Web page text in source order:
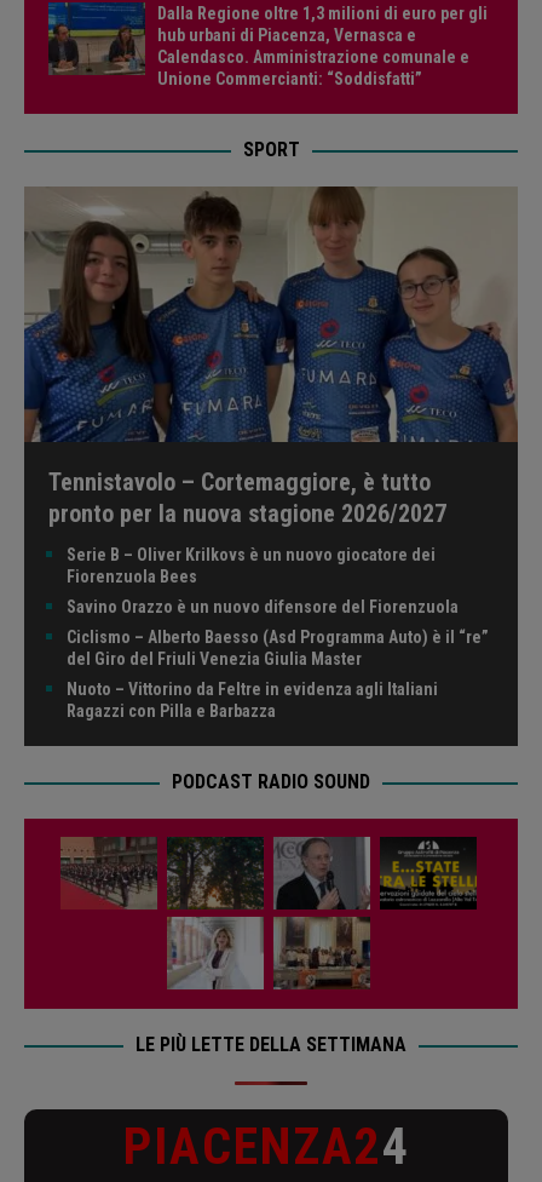
Dalla Regione oltre 1,3 milioni di euro per gli
hub urbani di Piacenza, Vernasca e
Calendasco. Amministrazione comunale e
Unione Commercianti: “Soddisfatti”
SPORT
Tennistavolo – Cortemaggiore, è tutto
pronto per la nuova stagione 2026/2027
Serie B – Oliver Krilkovs è un nuovo giocatore dei
Fiorenzuola Bees
Savino Orazzo è un nuovo difensore del Fiorenzuola
Ciclismo – Alberto Baesso (Asd Programma Auto) è il “re”
del Giro del Friuli Venezia Giulia Master
Nuoto – Vittorino da Feltre in evidenza agli Italiani
Ragazzi con Pilla e Barbazza
PODCAST RADIO SOUND
LE PIÙ LETTE DELLA SETTIMANA
PIACENZA24